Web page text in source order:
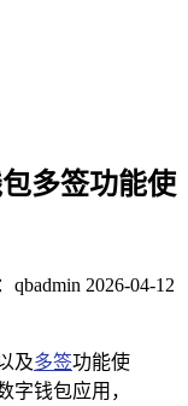
多签功能使
qbadmin 2026-04-12
及多签功能使
字钱包应用，